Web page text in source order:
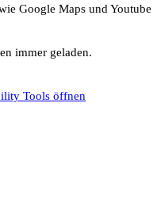
Google Maps und Youtube
immer geladen.
Tools öffnen